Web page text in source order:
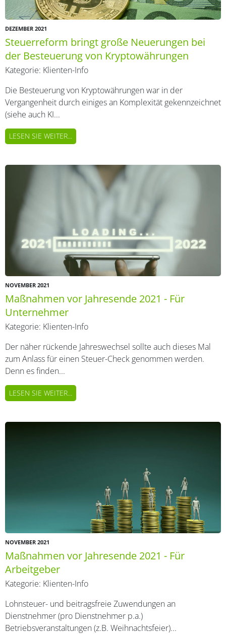
DEZEMBER 2021
Steuerreform bringt große Neuerungen bei
der Besteuerung von Kryptowährungen
Kategorie: Klienten-Info
Die Besteuerung von Kryptowährungen war in der
Vergangenheit durch einiges an Komplexität gekennzeichnet
(siehe auch KI...
LESEN SIE WEITER...
NOVEMBER 2021
Maßnahmen vor Jahresende 2021 - Für
Unternehmer
Kategorie: Klienten-Info
Der näher rückende Jahreswechsel sollte auch dieses Mal
zum Anlass für einen Steuer-Check genommen werden.
Denn es finden...
LESEN SIE WEITER...
NOVEMBER 2021
Maßnahmen vor Jahresende 2021 - Für
Arbeitgeber
Kategorie: Klienten-Info
Lohnsteuer- und beitragsfreie Zuwendungen an
Dienstnehmer (pro Dienstnehmer p.a.)
Betriebsveranstaltungen (z.B. Weihnachtsfeier)...